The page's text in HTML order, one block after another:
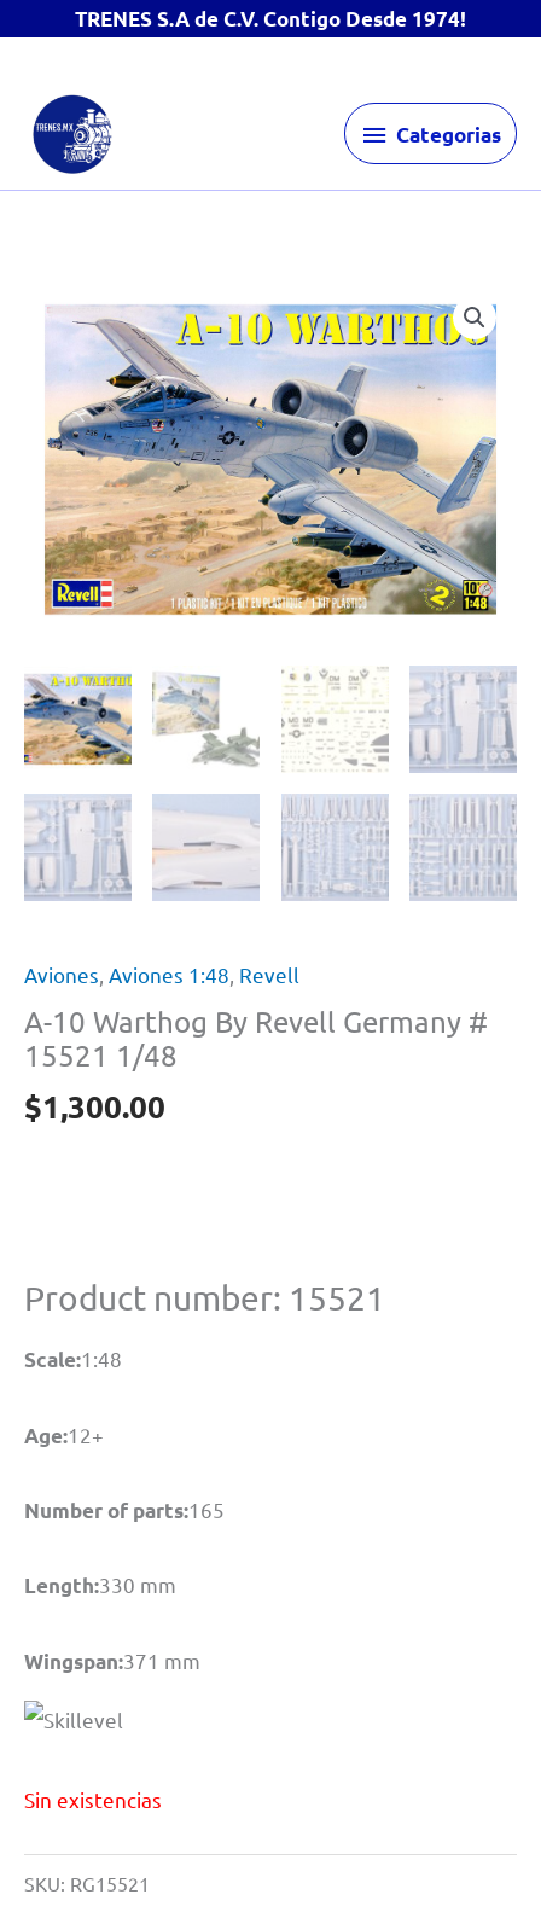
TRENES S.A de C.V. Contigo Desde 1974!
contenido
Categorias
Categorias
Aviones Aviones 1:48 Revell
A-10 Warthog By Revell Germany #
15521 1/48
$1,300.00
Product number: 15521
Scale:1:48
Age:12+
Number of parts:165
Length:330 mm
Wingspan:371 mm
Sin existencias
SKU: RG15521